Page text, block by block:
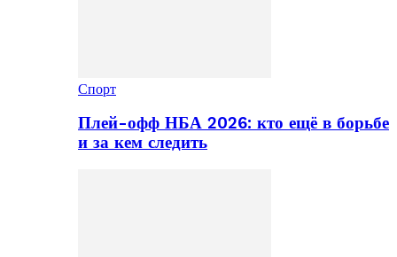
Спорт
Плей-офф НБА 2026: кто ещё в борьбе
и за кем следить